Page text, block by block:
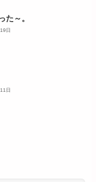
た～。
日
日